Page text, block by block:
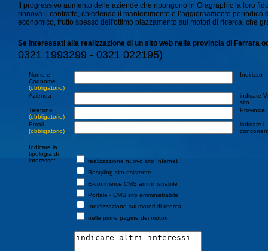
Il progressivo aumento delle aziende che ripongono in Gragraphic la loro
rinnova il contratto, chiedendo il mantenimento e l’aggiornamento
economico, frutto spesso dell'ottimo piazzamento sui motori di ricerca, che
Se interessati alla realizzazione di un sito web nella provincia di Ferrara
0321 1993299 - 0321 022195)
Nome e
Cognome
(obbligatorio)
Indirizzo
Azienda
indicare
sito
Telefono
(obbligatorio)
Provincia
Email
(obbligatorio)
indicare i
Indicare la
tipologia di
interesse:
realizzazione nuovo sito Internet
Restyling sito esistente
E-commerce CMS amministrabile
Portale - CMS sito amministrabile
Indicizzazione sui motori di ricerca
nelle prime pagine dei motori